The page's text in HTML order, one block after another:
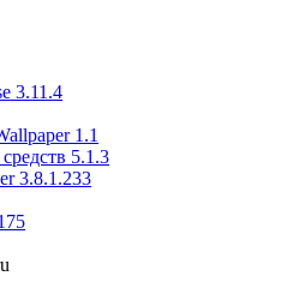
3.11.4
1.1
5.1.3
3.8.1.233